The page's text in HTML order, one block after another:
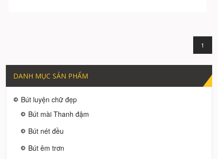
1
DANH MỤC SẢN PHẨM
Bút luyện chữ đẹp
Bút mài Thanh đậm
Bút nét đều
Bút êm trơn